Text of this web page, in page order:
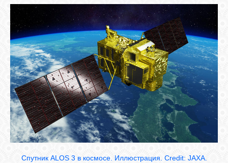
Спутник ALOS 3 в космосе. Иллюстрация. Credit: JAXA.